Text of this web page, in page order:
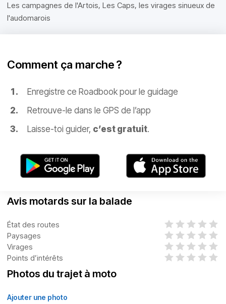
Les campagnes de l'Artois, Les Caps, les virages sinueux de
l'audomarois
Comment ça marche ?
Enregistre ce Roadbook pour le guidage
Retrouve-le dans le GPS de l’app
Laisse-toi guider, c’est gratuit.
Avis motards sur la balade
État des routes
Paysages
Virages
Points d’intérêts
Photos du trajet à moto
Ajouter une photo